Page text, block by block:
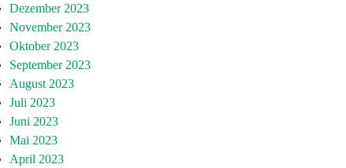
Dezember 2023
November 2023
Oktober 2023
September 2023
August 2023
Juli 2023
Juni 2023
Mai 2023
April 2023